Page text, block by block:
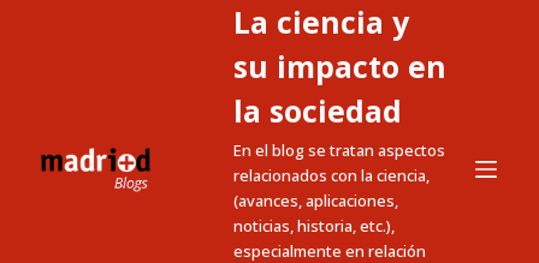
La ciencia y
su impacto en
la sociedad
En el blog se tratan aspectos
relacionados con la ciencia,
(avances, aplicaciones,
noticias, historia, etc.),
especialmente en relación